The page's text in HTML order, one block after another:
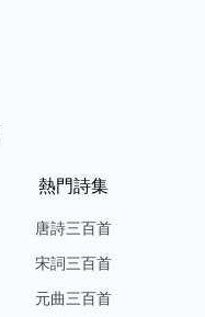
熱門詩集
唐詩三百首
宋詞三百首
元曲三百首